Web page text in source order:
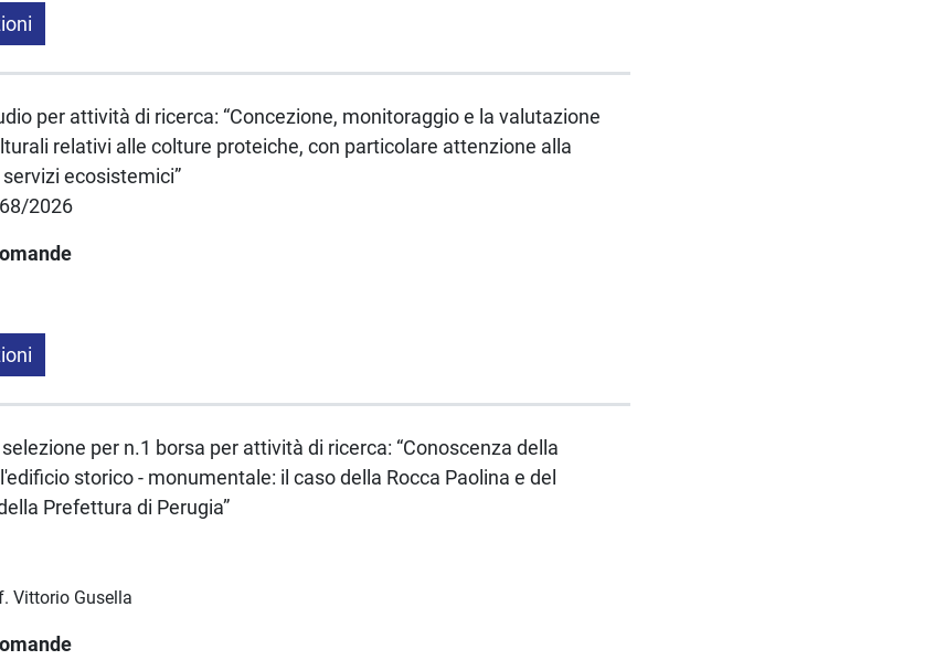
per attività di ricerca: “Concezione, monitoraggio e la valutazione
relativi alle colture proteiche, con particolare attenzione alla
ecosistemici”
2026
per n.1 borsa per attività di ricerca: “Conoscenza della
storico - monumentale: il caso della Rocca Paolina e del
Prefettura di Perugia”
Vittorio Gusella